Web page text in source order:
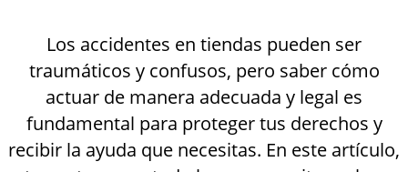
Los accidentes en tiendas pueden ser
traumáticos y confusos, pero saber cómo
actuar de manera adecuada y legal es
fundamental para proteger tus derechos y
recibir la ayuda que necesitas. En este artículo,